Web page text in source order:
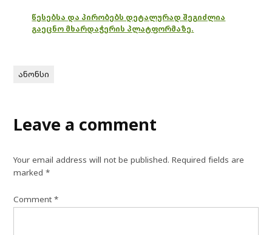
წესებსა და პირობებს დეტალურად შეგიძლია
გაეცნო მხარდაჭერის პლატფორმაზე.
ანონსი
Leave a comment
Your email address will not be published. Required fields are
marked*
Comment*